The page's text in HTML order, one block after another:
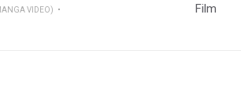
VIDEO) Film